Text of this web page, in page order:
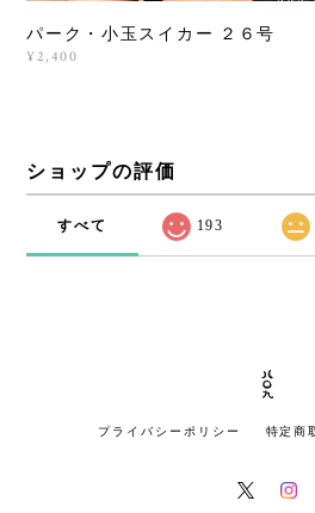
パーク・小玉スイカー ２６号
¥2,400
ショップの評価
すべて 193
プライバシーポリシー 特定商